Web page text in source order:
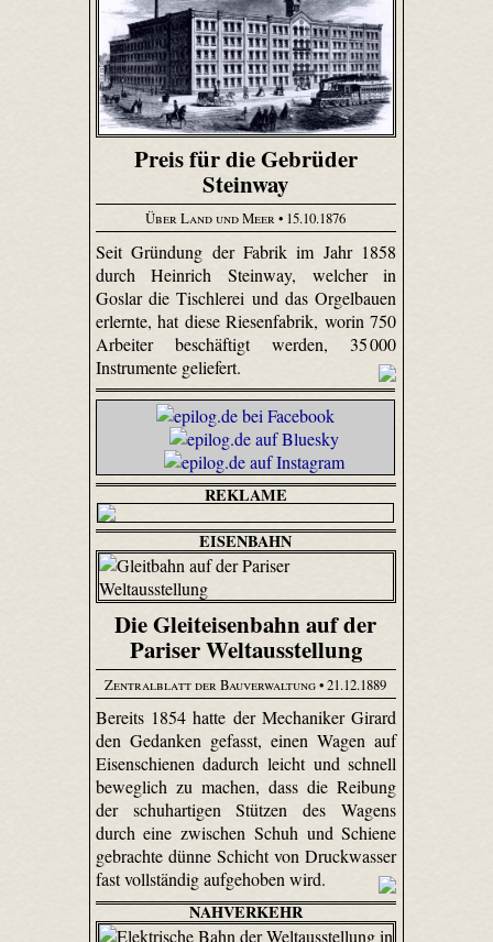
Preis für die Gebrüder
Steinway
Über Land und Meer• 15.10.1876
Seit Gründung der Fabrik im Jahr 1858
durch Heinrich Steinway, welcher in
Goslar die Tischlerei und das Orgelbauen
erlernte, hat diese Riesenfabrik, worin 750
Arbeiter beschäftigt werden, 35 000
Instrumente geliefert.
REKLAME
EISENBAHN
Die Gleiteisenbahn auf der
Pariser Weltausstellung
Zentralblatt der Bauverwaltung• 21.12.1889
Bereits 1854 hatte der Mechaniker Girard
den Gedanken gefasst, einen Wagen auf
Eisenschienen dadurch leicht und schnell
beweglich zu machen, dass die Reibung
der schuh­­artigen Stützen des Wagens
durch eine zwischen Schuh und Schiene
gebrachte dünne Schicht von Druckwasser
fast vollständig aufgehoben wird.
NAHVERKEHR